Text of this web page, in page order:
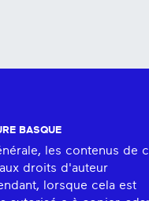
BASQUE
les contenus de
droits d'auteur
lorsque cela est